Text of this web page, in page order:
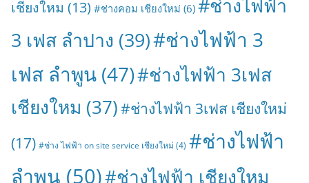
เชียงใหม (13) #ช่างคอม เชียงใหม่ (6) #ช่างไฟฟ้า
3 เฟส ลำปาง (39)#ช่างไฟฟ้า 3
เฟส ลำพูน (47)#ช่างไฟฟ้า 3เฟส
เชียงใหม (37)#ช่างไฟฟ้า 3เฟส เชียงใหม่
(17) #ช่าง ไฟฟ้า on site service เชียงใหม่ (4) #ช่างไฟฟ้า
ลำพูน (50)#ช่างไฟฟ้า เชียงใหม